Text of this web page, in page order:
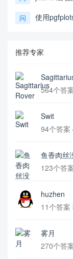
问 使用
推荐专家
564个答
Swit
94个答案
鱼香肉丝
123个答
huzhen
11个答案
雾月
270个答